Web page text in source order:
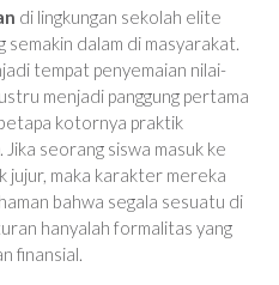
di lingkungan sekolah elite
semakin dalam di masyarakat.
tempat penyemaian nilai-
menjadi panggung pertama
kotornya praktik
seorang siswa masuk ke
jujur, maka karakter mereka
bahwa segala sesuatu di
hanyalah formalitas yang
finansial.